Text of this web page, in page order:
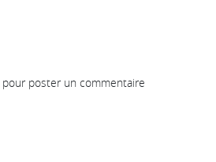
pour poster un commentaire